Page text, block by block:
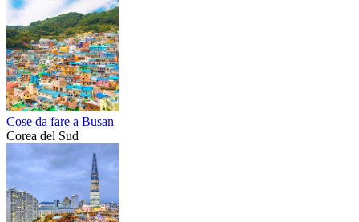
Cose da fare a Busan
Corea del Sud